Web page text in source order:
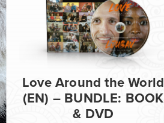
Love Around the World
(EN) – BUNDLE: BOOK
& DVD